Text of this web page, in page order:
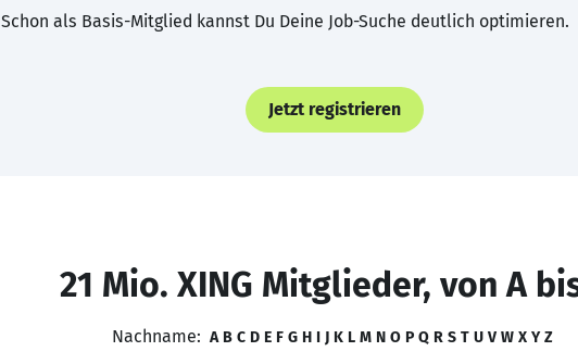
Schon als Basis-Mitglied kannst Du Deine Job-Suche deutlich optimieren.
Jetzt registrieren
21 Mio. XING Mitglieder, von A
Nachname: A B C D E F G H I J K L M N O P Q R S T U V W X Y Z